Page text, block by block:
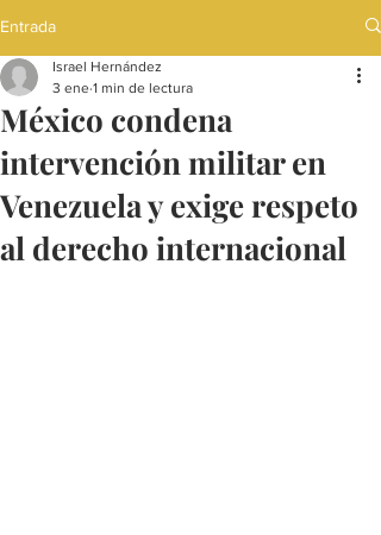
Entrada
México condena
intervención militar en
Venezuela y exige respeto
al derecho internacional
Israel Hernández
3 ene 1 min de lectura